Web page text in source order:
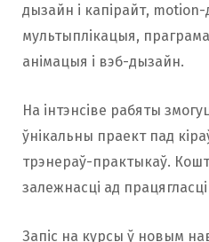
дызайн і капірайт, motion-
мультыплікацыя,
анімацыя і вэб-дызайн.
На інтэнсіве рабяты
ўнікальны праект пад
трэнераў-практыкаў.
залежнасці ад
Запіс на курсы ў новым